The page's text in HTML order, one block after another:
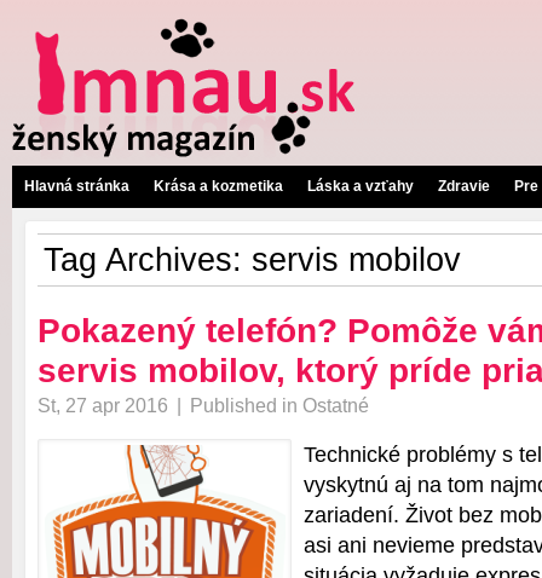
Hlavná stránka Krása a kozmetika Láska a vzťahy Zdravie
Tag Archives: servis mobilov
Pokazený telefón? Pomôže
servis mobilov, ktorý príde
St, 27 apr 2016 | Published in Ostatné
Technické problémy s
vyskytnú aj na tom
zariadení. Život bez
asi ani nevieme